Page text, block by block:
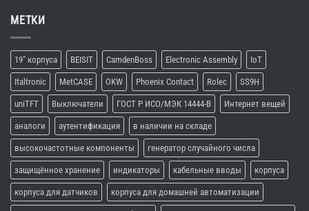
МЕТКИ
19" корпуса BEISIT CamdenBoss Electronic Assembly IoT
Italtronic MetCASE OKW Phoenix Contact Rolec SS9H
uniTFT Выключатели ГОСТ Р ИСО/МЭК 14444-В Интернет вещей
аналоги аутентификация в наличии на складе
высокочастотные компоненты генератор случайного числа
защищённое хранение индикаторы кабельные вводы корпуса
корпуса для датчиков корпуса для домашней автоматизации